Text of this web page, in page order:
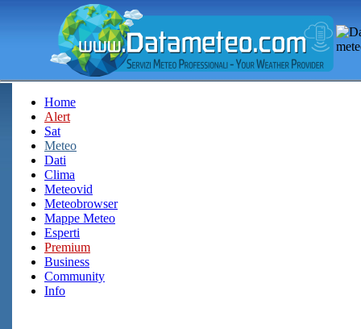
Home
Alert
Sat
Meteo
Dati
Clima
Meteovid
Meteobrowser
Mappe Meteo
Esperti
Premium
Business
Community
Info